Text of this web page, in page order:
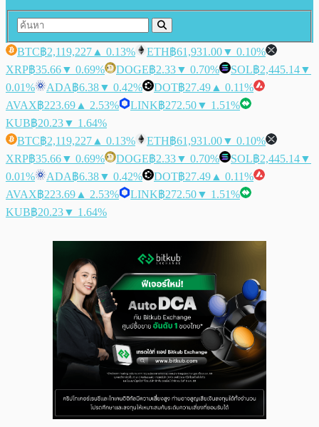
BTC฿2,119,227 ▲ 0.13% ETH฿61,931.00▼ 0.10%
XRP฿35.66▼ 0.69% DOGE฿2.33▼ 0.70% SOL฿2,445.14▼
0.01%
ADA฿6.38▼ 0.42% DOT฿27.49 ▲ 0.11%
AVAX฿223.69 ▲ 2.53% LINK฿272.50▼ 1.51%
KUB฿20.23▼ 1.64%
BTC฿2,119,227 ▲ 0.13% ETH฿61,931.00▼ 0.10%
XRP฿35.66▼ 0.69% DOGE฿2.33▼ 0.70% SOL฿2,445.14▼
0.01%
ADA฿6.38▼ 0.42% DOT฿27.49 ▲ 0.11%
AVAX฿223.69 ▲ 2.53% LINK฿272.50▼ 1.51%
KUB฿20.23▼ 1.64%